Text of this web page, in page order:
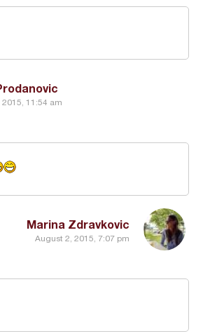
11:54 am
Marina Zdravkovic
August 2, 2015, 7:07 pm